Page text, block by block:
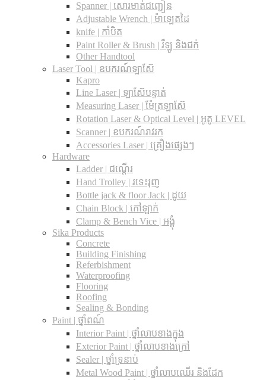
Spanner |​ សោរមាត់ជញ្ជៀន
Adjustable Wrench |​ ម៉ាឡេតដៃ
knife | កាំបិត
Paint Roller & Brush | រឺឡូ និងជក់
Other Handtool
Laser Tool | ឧបករណ៍ឡាស៊ែ
Kapro
Line Laser | ឡាស៊ែបន្ទាត់
Measuring Laser | ម៉ែត្រឡាស៊ែ
Rotation Laser & Optical Level | អូតូ LEVEL
Scanner | ឧបករណ៍រាវរក
Accessories Laser | គ្រឿងផ្សេងៗ
Hardware
Ladder | ជណ្តើរ
Hand Trolley | រទេះរុញ
Bottle jack & floor Jack​ | ដូយ
Chain Block | កៅឡាក់
Clamp & Bench Vice | អង្គុំ
Sika Products
Concrete
Building Finishing
Referbishment
Waterproofing
Flooring
Roofing
Sealing & Bonding
Paint | ថ្នាំពណ៍
Interior Paint | ថ្នាំលាបខាងក្នុង
Exterior Paint | ថ្នាំលាបខាងក្រៅ
Sealer | ថ្នាំទ្រនាប់
Metal Wood Paint | ថ្នាំលាបឈើរ និងដែក